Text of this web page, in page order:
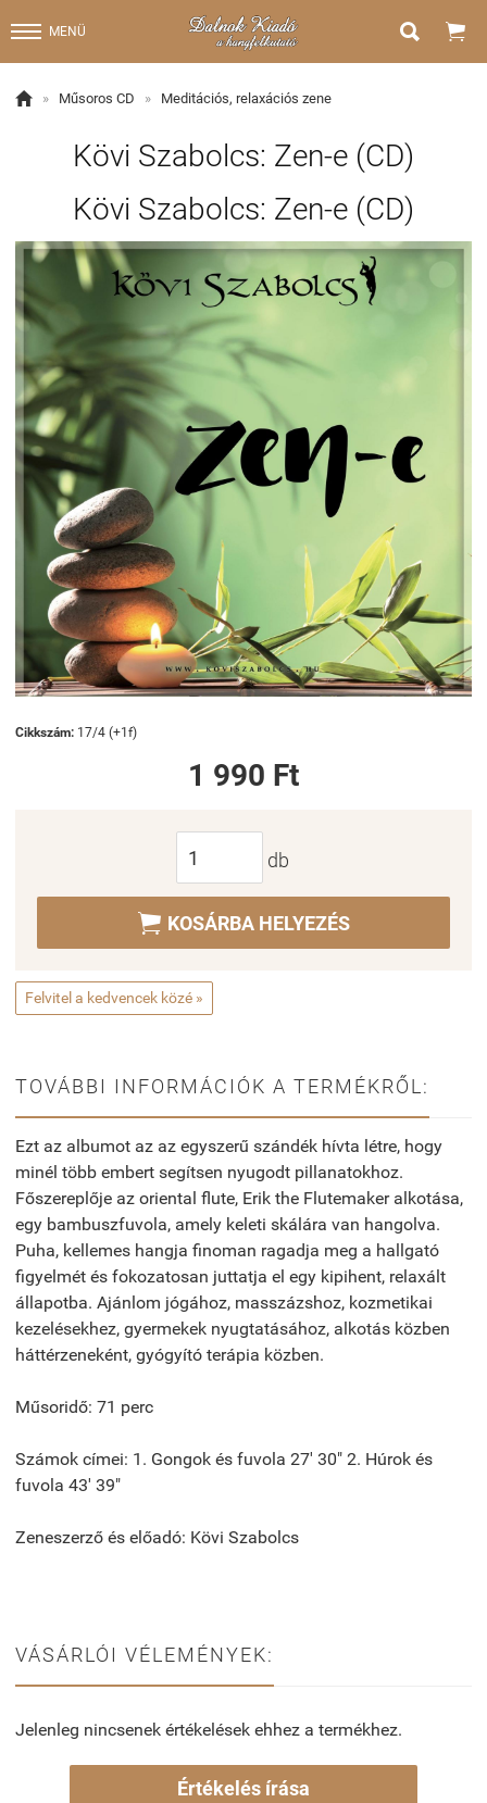
MENÜ  
 » Műsoros CD » Meditációs, relaxációs zene
Kövi Szabolcs: Zen-e (CD)
Kövi Szabolcs: Zen-e (CD)
Cikkszám: 17/4 (+1f)
1 990 Ft
db
 KOSÁRBA HELYEZÉS
Felvitel a kedvencek közé »
TOVÁBBI INFORMÁCIÓK A TERMÉKRŐL:
Ezt az albumot az az egyszerű szándék hívta létre, hogy
minél több embert segítsen nyugodt pillanatokhoz.
Főszereplője az oriental flute, Erik the Flutemaker alkotása,
egy bambuszfuvola, amely keleti skálára van hangolva.
Puha, kellemes hangja finoman ragadja meg a hallgató
figyelmét és fokozatosan juttatja el egy kipihent, relaxált
állapotba. Ajánlom jógához, masszázshoz, kozmetikai
kezelésekhez, gyermekek nyugtatásához, alkotás közben
háttérzeneként, gyógyító terápia közben.
Műsoridő: 71 perc
Számok címei: 1. Gongok és fuvola 27' 30" 2. Húrok és
fuvola 43' 39"
Zeneszerző és előadó: Kövi Szabolcs
VÁSÁRLÓI VÉLEMÉNYEK:
Jelenleg nincsenek értékelések ehhez a termékhez.
Értékelés írása